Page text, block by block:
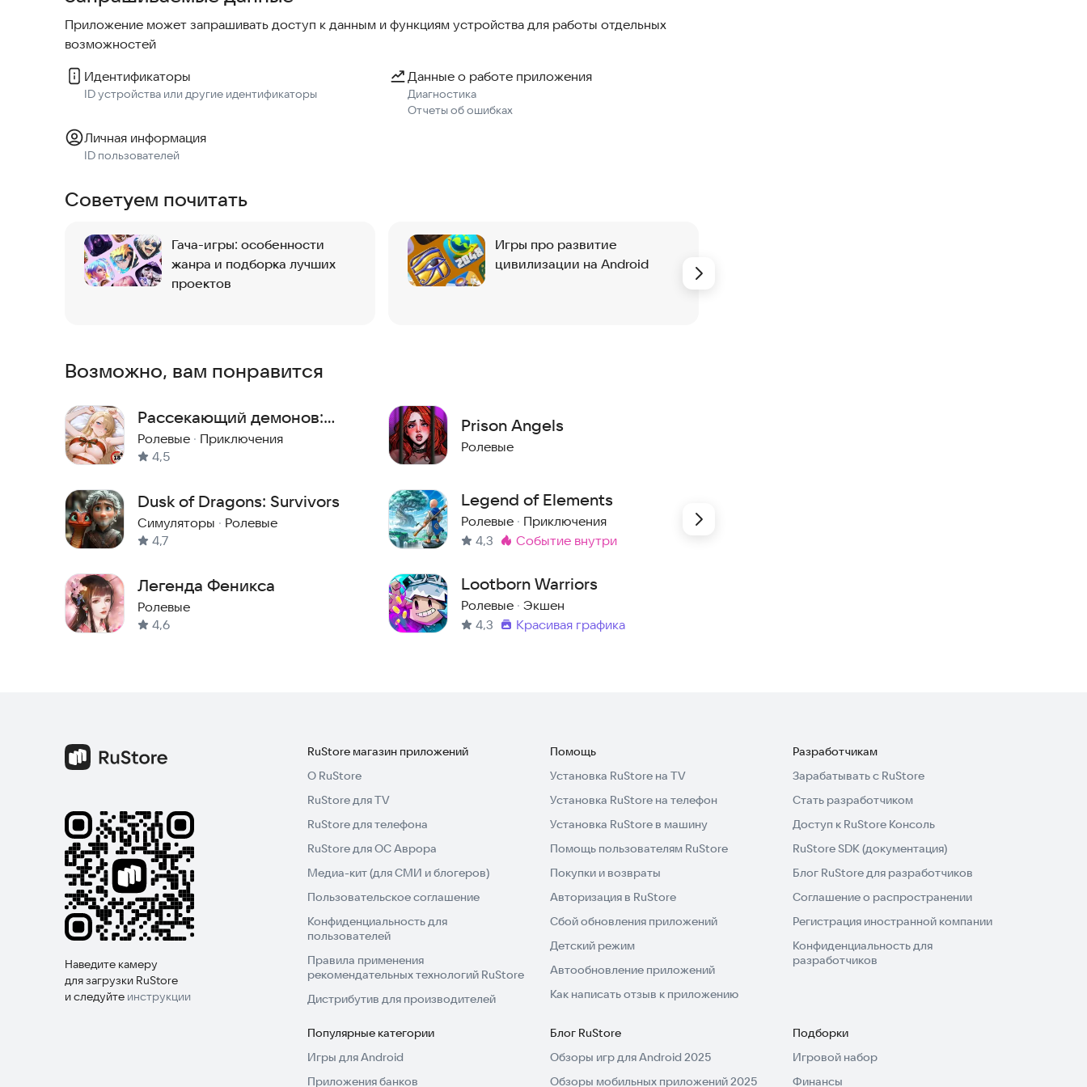
Отдых и обустройство дома
В свободное время создавайте и украшайте свое собственное пространство. Вы также можете
пригласить друзей к себе в гости, вместе выращивать овощи и играть в игры.
Discord：https://discord.gg/nCREm6sJ5r
В приложении есть покупки.
Приложение может запрашивать доступ к данным и функциям устройства для работы отдельных
возможностей
Идентификаторы
ID устройства или другие идентификаторы
Данные о работе приложения
Диагностика
Отчеты об ошибках
Личная информация
ID пользователей
Советуем почитать
Гача-игры: особенности
жанра и подборка лучших
проектов
Игры про развитие
цивилизации на Android
Возможно, вам понравится
Рассекающий демонов:
Tactical RPG
Ролевые · Приключения
4,5
Dusk of Dragons: Survivors
Симуляторы · Ролевые
4,7
Легенда Феникса
Ролевые
4,6
Prison Angels
Ролевые
Legend of Elements
Ролевые · Приключения
4,3
Метка:
событие внутри
Lootborn Warriors
Ролевые · Экшен
4,3
Метка:
красивая графика
Наведите камеру
для загрузки RuStore
и следуйте инструкции
RuStore магазин приложений
О RuStore
RuStore для TV
RuStore для телефона
RuStore для ОС Аврора
Медиа-кит (для СМИ и блогеров)
Пользовательское соглашение
Конфиденциальность для
пользователей
Правила применения
рекомендательных технологий RuStore
Дистрибутив для производителей
Помощь
Установка RuStore на TV
Установка RuStore на телефон
Установка RuStore в машину
Помощь пользователям RuStore
Покупки и возвраты
Авторизация в RuStore
Сбой обновления приложений
Детский режим
Автообновление приложений
Как написать отзыв к приложению
Разработчикам
Зарабатывать с RuStore
Стать разработчиком
Доступ к RuStore Консоль
RuStore SDK (документация)
Блог RuStore для разработчиков
Соглашение о распространении
Регистрация иностранной компании
Конфиденциальность для
разработчиков
Популярные категории
Игры для Android
Приложения банков
Блог RuStore
Обзоры игр для Android 2025
Обзоры мобильных приложений 2025
Подборки
Игровой набор
Финансы